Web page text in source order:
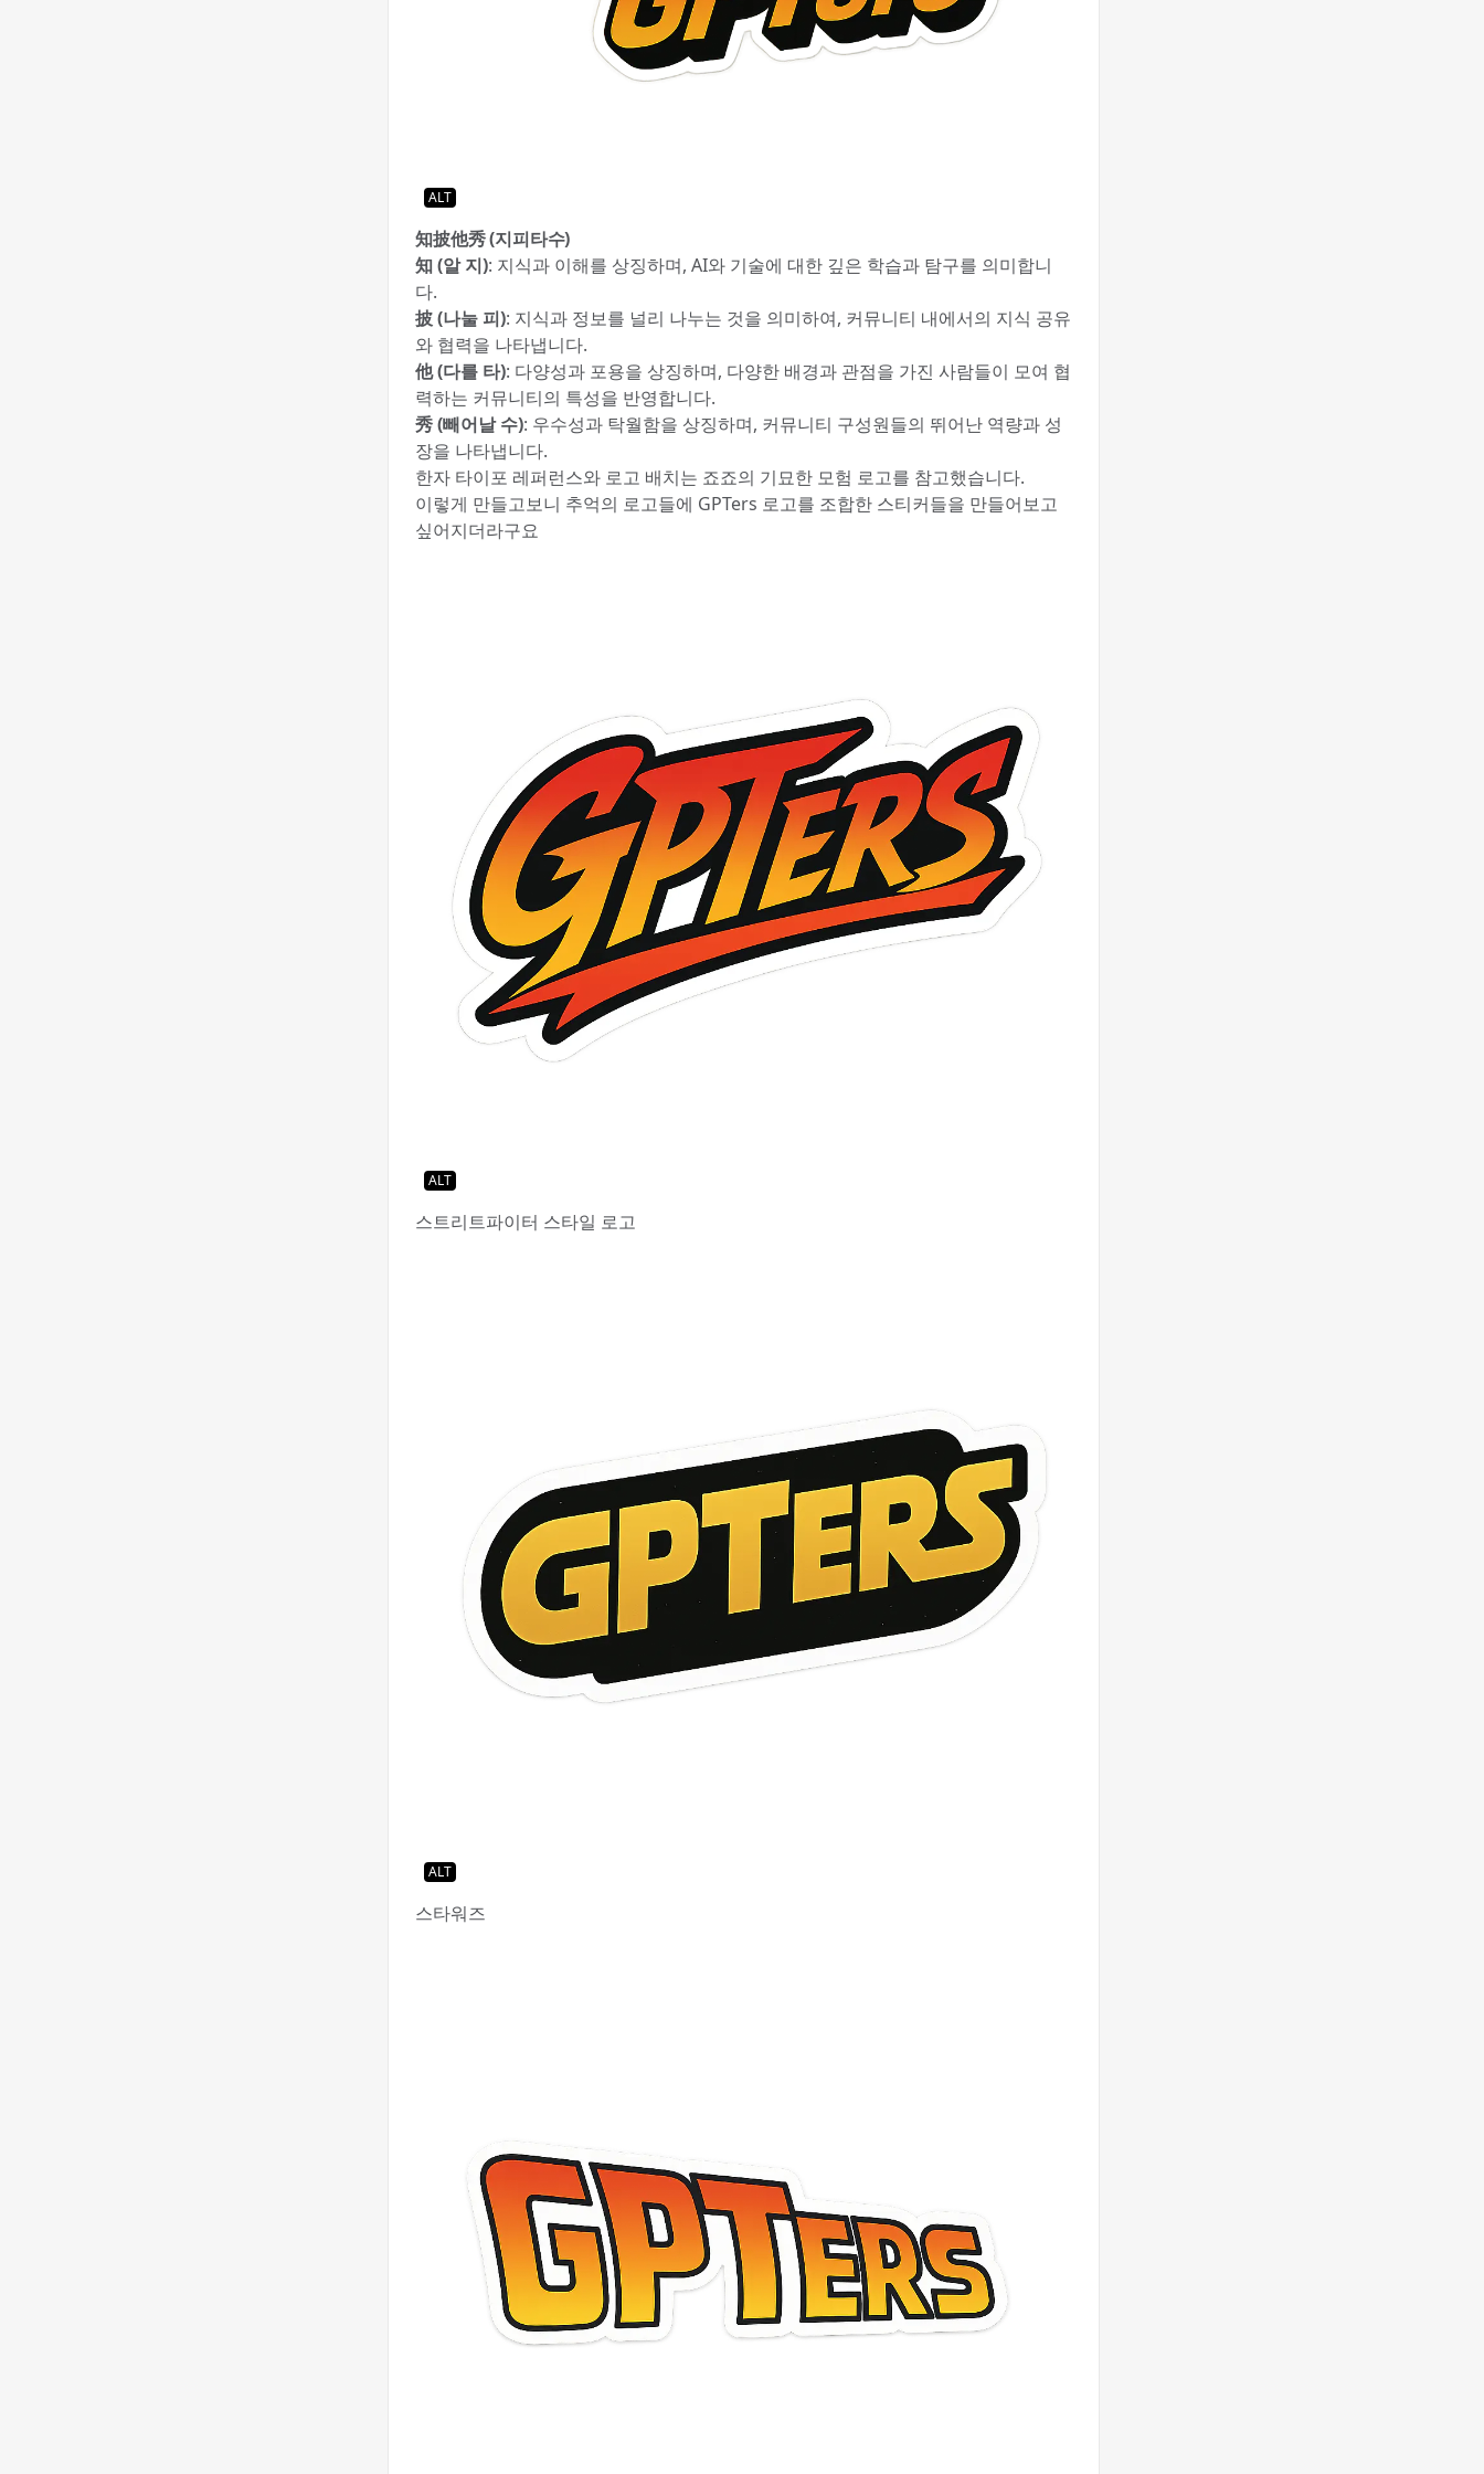
ALT
知披他秀 (지피타수)
知 (알 지): 지식과 이해를 상징하며, AI와 기술에 대한 깊은 학습과 탐구를 의미합니
다.
披 (나눌 피): 지식과 정보를 널리 나누는 것을 의미하여, 커뮤니티 내에서의 지식 공유
와 협력을 나타냅니다.
他 (다를 타): 다양성과 포용을 상징하며, 다양한 배경과 관점을 가진 사람들이 모여 협
력하는 커뮤니티의 특성을 반영합니다.
秀 (빼어날 수): 우수성과 탁월함을 상징하며, 커뮤니티 구성원들의 뛰어난 역량과 성
장을 나타냅니다.
한자 타이포 레퍼런스와 로고 배치는 죠죠의 기묘한 모험 로고를 참고했습니다.
이렇게 만들고보니 추억의 로고들에 GPTers 로고를 조합한 스티커들을 만들어보고
싶어지더라구요
ALT
스트리트파이터 스타일 로고
ALT
스타워즈